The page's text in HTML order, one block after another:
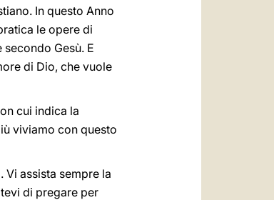
In questo Anno
le opere di
Gesù. E
di Dio, che vuole
cui indica la
viviamo con questo
assista sempre la
di pregare per